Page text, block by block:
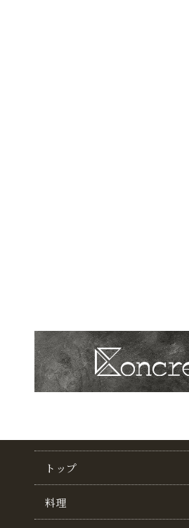
トップ
料理